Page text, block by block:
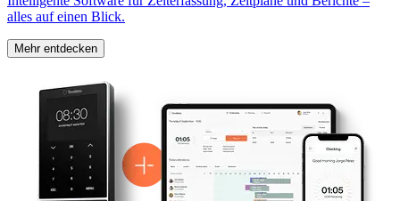
alles auf einen Blick.
Mehr entdecken